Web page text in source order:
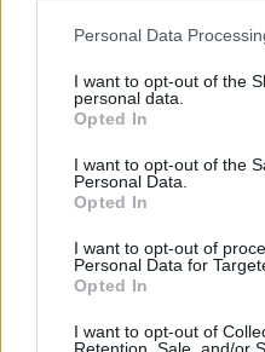
Please note that this
not limited to your visit or
grant or deny consent to
use your data for below
consent section.
Personal Data
I want to opt-out of the
personal data.
Opted In
I want to opt-out of the
Personal Data.
Opted In
I want to opt-out of
Personal Data for
Opted In
I want to opt-out of
Retention, Sale, and/or
Na de miért
Tényleg praktikus?
Winelovers 2019. február 12.
Egyszer olvastam egy
szüretelni? Én azt
ráadásul a sötétben
dombokon." Nos,
állítom, hogy sokan